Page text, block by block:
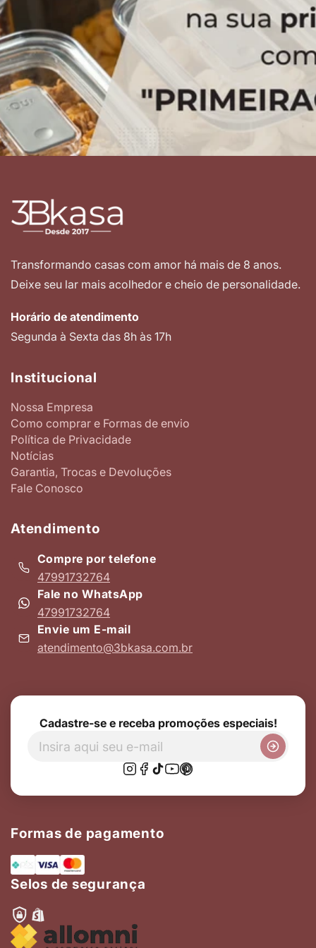
Transformando casas com amor há mais de 8 anos.
Deixe seu lar mais acolhedor e cheio de personalidade.
Horário de atendimento
Segunda à Sexta das 8h às 17h
Institucional
Nossa Empresa
Como comprar e Formas de envio
Política de Privacidade
Notícias
Garantia, Trocas e Devoluções
Fale Conosco
Atendimento
Compre por telefone
47991732764
Fale no WhatsApp
47991732764
Envie um E-mail
atendimento@3bkasa.com.br
Cadastre-se e receba promoções especiais!
Formas de pagamento
Selos de segurança